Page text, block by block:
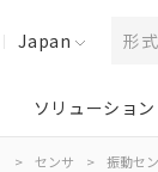
Japan
ソリューション
> センサ > 振動セ